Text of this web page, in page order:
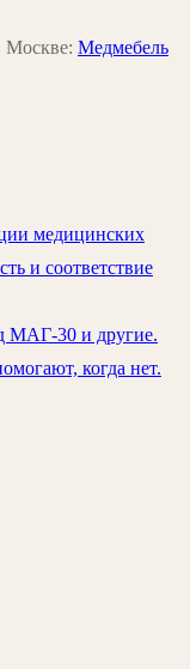
Москве: Медмебель
медицинских
и соответствие
МАГ-30 и другие.
когда нет.